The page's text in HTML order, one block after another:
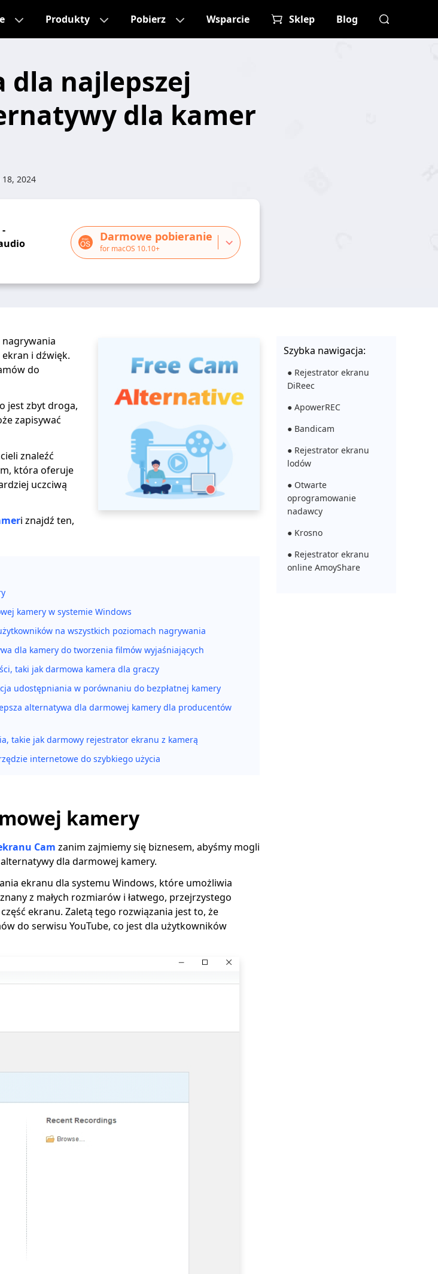
Produkty Pobierz Wsparcie Sklep Blog
dla najlepszej
dla kamer
18, 2024
-
Darmowe pobieranie
for macOS 10.10+
i dźwięk.
do
jest zbyt droga,
zapisywać
znaleźć
która oferuje
uczciwą
i znajdź ten,
kamery w systemie Windows
na wszystkich poziomach nagrywania
dla kamery do tworzenia filmów wyjaśniających
taki jak darmowa kamera dla graczy
udostępniania w porównaniu do bezpłatnej kamery
alternatywa dla darmowej kamery dla producentów
takie jak darmowy rejestrator ekranu z kamerą
internetowe do szybkiego użycia
kamery
Cam zanim zajmiemy się biznesem, abyśmy mogli
dla darmowej kamery.
ekranu dla systemu Windows, które umożliwia
z małych rozmiarów i łatwego, przejrzystego
ekranu. Zaletą tego rozwiązania jest to, że
do serwisu YouTube, co jest dla użytkowników
Szybka nawigacja:
● Rejestrator ekranu
DiReec
● ApowerREC
● Bandicam
● Rejestrator ekranu
lodów
● Otwarte
oprogramowanie
nadawcy
● Krosno
● Rejestrator ekranu
online AmoyShare